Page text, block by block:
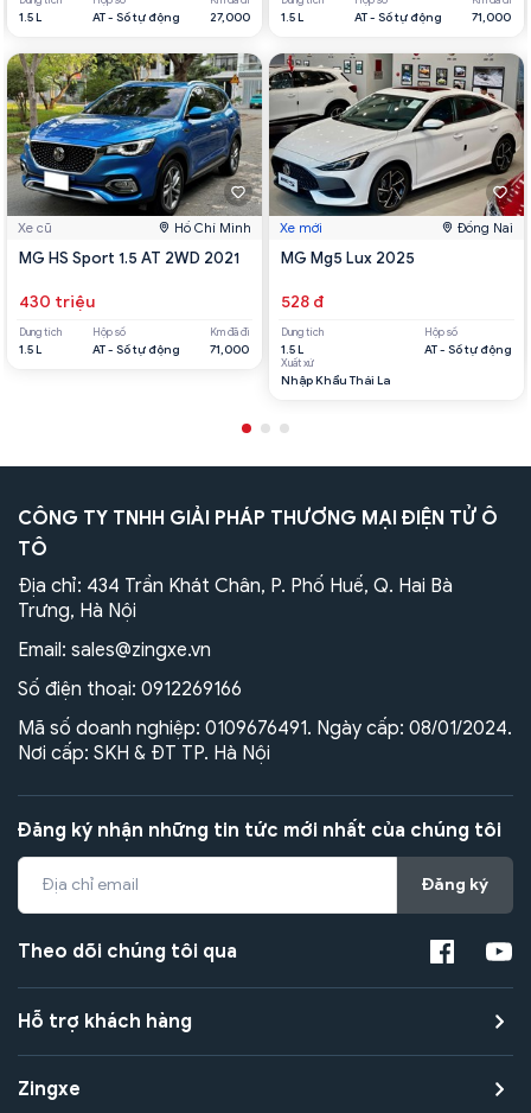
1.5 L AT - Số tự động 27,000
Xe cũ Hồ Chí Minh
MG HS Sport 1.5 AT 2WD 2021
430 triệu
Dung tích
1.5 L
Hộp số
AT - Số tự động
Km đã đi
71,000
1.5 L AT - Số tự động 71,000
Xe mới Đồng Nai
MG Mg5 Lux 2025
528 đ
Dung tích
1.5 L
Hộp số
AT - Số tự động
Xuất xứ
Nhập Khẩu Thái La
CÔNG TY TNHH GIẢI PHÁP THƯƠNG MẠI ĐIỆN TỬ Ô
TÔ
Địa chỉ: 434 Trần Khát Chân, P. Phố Huế, Q. Hai Bà
Trưng, Hà Nội
Email: sales@zingxe.vn
Số điện thoại: 0912269166
Mã số doanh nghiệp: 0109676491. Ngày cấp: 08/01/2024.
Nơi cấp: SKH & ĐT TP. Hà Nội
Đăng ký nhận những tin tức mới nhất của chúng tôi
Đăng ký
Theo dõi chúng tôi qua
Hỗ trợ khách hàng
Zingxe